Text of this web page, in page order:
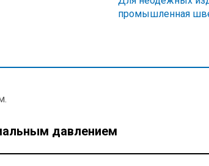
промышленная
давлением